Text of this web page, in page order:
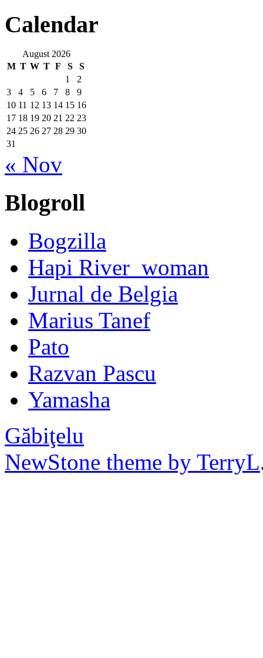
Calendar
August 2026
M T W T F S
S
1
2
3
4 5 6 7 8
9
10 11 12 13 14 15 16
17 18 19 20 21 22 23
24 25 26 27 28 29 30
31
« Nov
Blogroll
Bogzilla
Hapi River_woman
Jurnal de Belgia
Marius Tanef
Pato
Razvan Pascu
Yamasha
Găbiţelu
NewStone theme by TerryL